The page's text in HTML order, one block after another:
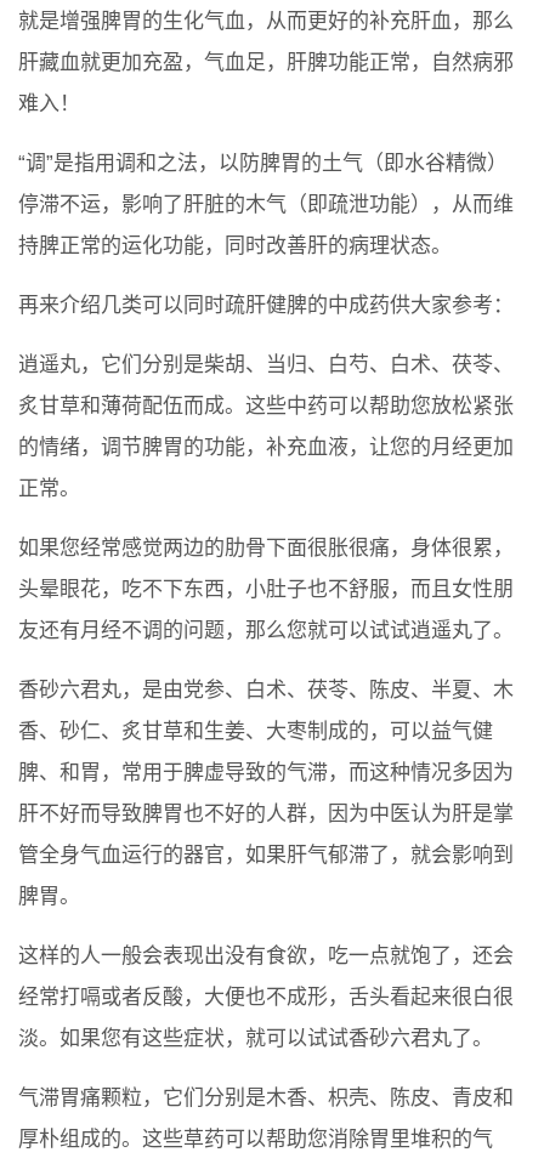
就是增强脾胃的生化气血，从而更好的补充肝血，那么
肝藏血就更加充盈，气血足，肝脾功能正常，自然病邪
难入！
“调”是指用调和之法，以防脾胃的土气（即水谷精微）
停滞不运，影响了肝脏的木气（即疏泄功能），从而维
持脾正常的运化功能，同时改善肝的病理状态。
再来介绍几类可以同时疏肝健脾的中成药供大家参考：
逍遥丸，它们分别是柴胡、当归、白芍、白术、茯苓、
炙甘草和薄荷配伍而成。这些中药可以帮助您放松紧张
的情绪，调节脾胃的功能，补充血液，让您的月经更加
正常。
如果您经常感觉两边的肋骨下面很胀很痛，身体很累，
头晕眼花，吃不下东西，小肚子也不舒服，而且女性朋
友还有月经不调的问题，那么您就可以试试逍遥丸了。
香砂六君丸，是由党参、白术、茯苓、陈皮、半夏、木
香、砂仁、炙甘草和生姜、大枣制成的，可以益气健
脾、和胃，常用于脾虚导致的气滞，而这种情况多因为
肝不好而导致脾胃也不好的人群，因为中医认为肝是掌
管全身气血运行的器官，如果肝气郁滞了，就会影响到
脾胃。
这样的人一般会表现出没有食欲，吃一点就饱了，还会
经常打嗝或者反酸，大便也不成形，舌头看起来很白很
淡。如果您有这些症状，就可以试试香砂六君丸了。
气滞胃痛颗粒，它们分别是木香、枳壳、陈皮、青皮和
厚朴组成的。这些草药可以帮助您消除胃里堆积的气